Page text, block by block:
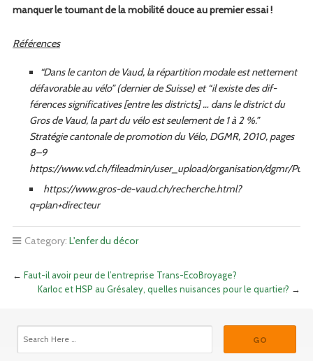
man­quer le tour­nant de la mobil­ité douce au pre­mier essai !
Références
“Dans le can­ton de Vaud, la répar­ti­tion modale est net­te­ment
défa­vor­able au vélo” (dernier de Suisse) et “il existe des dif­
férences sig­ni­fica­tives [entre les dis­tricts] … dans le dis­trict du
Gros de Vaud, la part du vélo est seule­ment de 1 à 2 %.”
Stratégie can­tonale de pro­mo­tion du Vélo, DGMR, 2010, pages
8–9
https://www.vd.ch/fileadmin/user_upload/organisation/dgmr/
https://www.gros-de-vaud.ch/recherche.html?
q=plan+directeur
Category: L'enfer du décor
← Faut-il avoir peur de l’entreprise Trans-EcoBroyage?
Karloc et HSP au Grésaley, quelles nuisances pour le quartier? →